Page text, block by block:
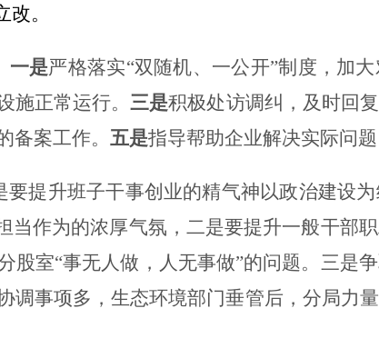
。
一是严格落实“双随机、一公开”制度，加
施正常运行。三是积极处访调纠，及时回
备案工作。五是指导帮助企业解决实际问
要提升班子干事创业的精气神以政治建设
当作为的浓厚气氛，二是要提升一般干部
股室“事无人做，人无事做”的问题。三是
调事项多，生态环境部门垂管后，分局力